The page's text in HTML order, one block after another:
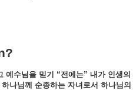
예수님을 믿기 “전에는” 내가 인생의
하나님께 순종하는 자녀로서 하나님의